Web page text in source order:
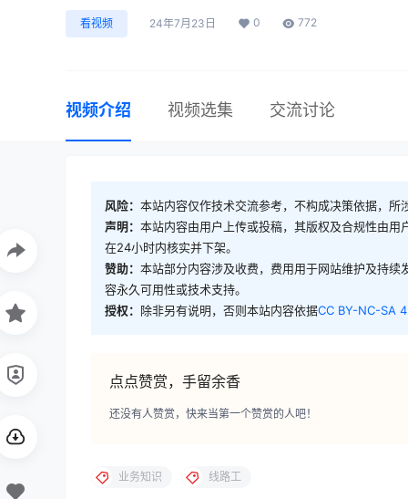
看视频 24年7月23日 0 772
视频介绍 视频选集 交流讨论
风险： 本站内容仅作技术交流参考，不构成决策依据，所
声明： 本站内容由用户上传或投稿，其版权及合规性由
在24小时内核实并下架。
赞助： 本站部分内容涉及收费，费用用于网站维护及持
容永久可用性或技术支持。
授权： 除非另有说明，否则本站内容依据CC BY-NC-SA
点点赞赏，手留余香
还没有人赞赏，快来当第一个赞赏的人吧！
业务知识 线路工